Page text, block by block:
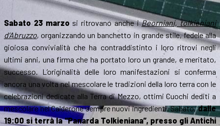
Sabato 23 marzo si ritrovano anche iBeorniani, tolkieniani
d’Abruzzo, organizzando un banchetto in grande stile, fedele alla
gioiosa convivialità che ha contraddistinto i loro ritrovi negli
ultimi anni, una firma che ha portato loro un grande, e meritato,
successo. L’originalità delle loro manifestazioni si conferma
ancora una volta nel mescolare le tradizioni della loro terra con le
celebrazioni dedicate alla Terra di Mezzo, ottimi Cuochi dediti a
mescolare nel Calderone sempre nuovi ingredienti. Sabato,dalle
19:00 si terrà la “Panarda Tolkieniana”, presso gli Antichi